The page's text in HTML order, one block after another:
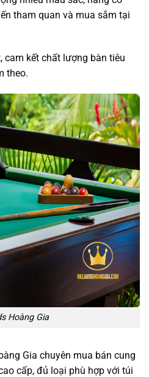
tham quan và mua sắm tại
cam kết chất lượng bàn tiêu
theo.
Hoàng Gia
Gia chuyên mua bán cung
cấp, đủ loại phù hợp với túi